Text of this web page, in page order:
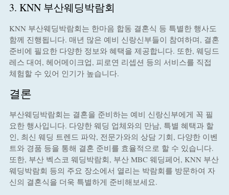
3. KNN 부산웨딩박람회
KNN 부산웨딩박람회는 한마음 합동 결혼식 등 특별한 행사도
함께 진행됩니다. 매년 많은 예비 신랑신부들이 참여하며, 결혼
준비에 필요한 다양한 정보와 혜택을 제공합니다. 또한, 웨딩드
레스 대여, 헤어메이크업, 피로연 리셉션 등의 서비스를 직접
체험할 수 있어 인기가 높습니다.
결론
부산웨딩박람회는 결혼을 준비하는 예비 신랑신부에게 꼭 필
요한 행사입니다. 다양한 웨딩 업체와의 만남, 특별 혜택과 할
인, 최신 웨딩 트렌드 파악, 전문가와의 상담 기회, 다양한 이벤
트와 경품 등을 통해 결혼 준비를 효율적으로 할 수 있습니다.
또한, 부산 벡스코 웨딩박람회, 부산 MBC 웨딩페어, KNN 부산
웨딩박람회 등의 주요 장소에서 열리는 박람회를 방문하여 자
신의 결혼식을 더욱 특별하게 준비해보세요.